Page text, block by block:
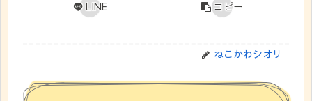
LINE
コピー
ねこかわシオリ